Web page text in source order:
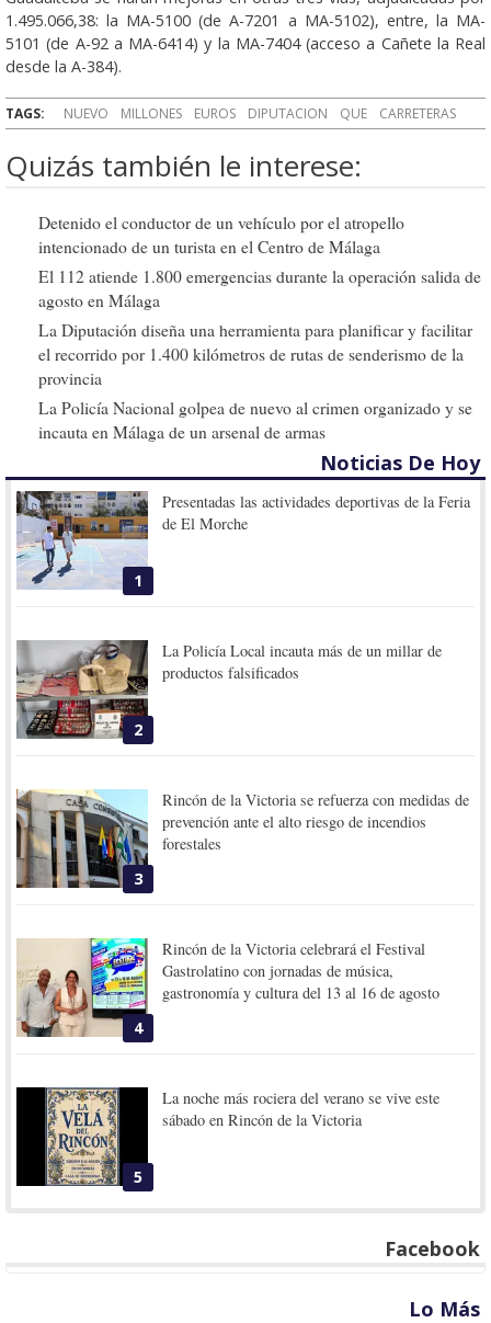
1.495.066,38: la MA-5100 (de A-7201 a MA-5102), entre, la MA-
5101 (de A-92 a MA-6414) y la MA-7404 (acceso a Cañete la Real
desde la A-384).
TAGS: NUEVO MILLONES EUROS DIPUTACION QUE CARRETERAS
Quizás también le interese:
Detenido el conductor de un vehículo por el atropello
intencionado de un turista en el Centro de Málaga
El 112 atiende 1.800 emergencias durante la operación salida de
agosto en Málaga
La Diputación diseña una herramienta para planificar y facilitar
el recorrido por 1.400 kilómetros de rutas de senderismo de la
provincia
La Policía Nacional golpea de nuevo al crimen organizado y se
incauta en Málaga de un arsenal de armas
Noticias De Hoy
1
Presentadas las actividades deportivas de la Feria
de El Morche
2
La Policía Local incauta más de un millar de
productos falsificados
3
Rincón de la Victoria se refuerza con medidas de
prevención ante el alto riesgo de incendios
forestales
4
Rincón de la Victoria celebrará el Festival
Gastrolatino con jornadas de música,
gastronomía y cultura del 13 al 16 de agosto
5
La noche más rociera del verano se vive este
sábado en Rincón de la Victoria
Facebook
Lo Más